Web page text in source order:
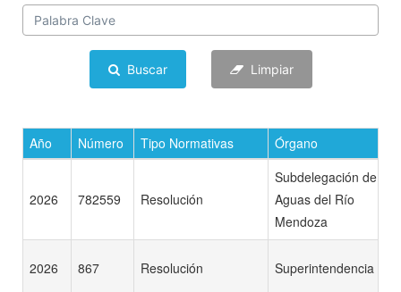
Buscar Limpiar
Año Número Tipo Normativas Órgano
2026 782559 Resolución
Subdelegación de
Aguas del Río
Mendoza
2026 867 Resolución Superintendencia